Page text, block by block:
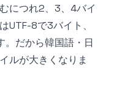
につれ2、3、4バイ
UTF-8で3バイト、
。だから韓国語・日
ルが大きくなりま